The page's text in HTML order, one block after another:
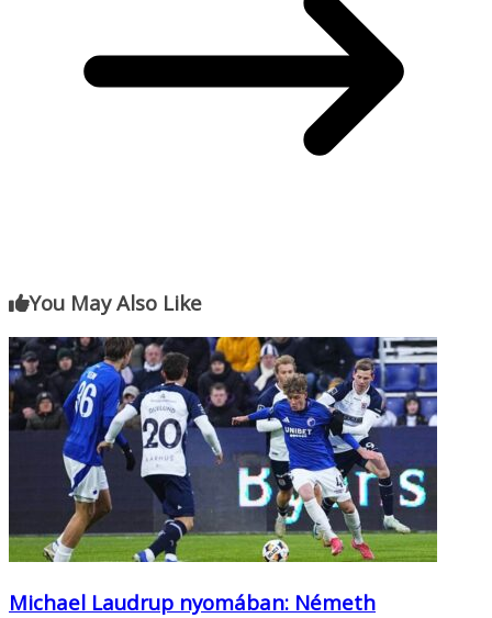
You May Also Like
Michael Laudrup nyomában: Németh